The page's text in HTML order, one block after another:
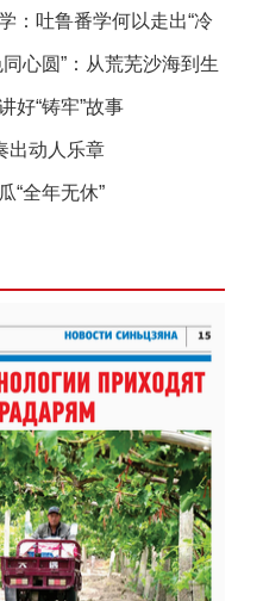
兵团文旅推介
：吐鲁番学何以走出“冷
心圆”：从荒芜沙海到生
好“铸牢”故事
出动人乐章
“全年无休”